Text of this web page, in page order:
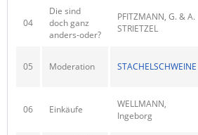
04
Die sind
doch ganz
anders-oder?
PFITZMANN, G. & A.
STRIETZEL
05 Moderation STACHELSCHWEINE
06 Einkäufe
WELLMANN,
Ingeborg